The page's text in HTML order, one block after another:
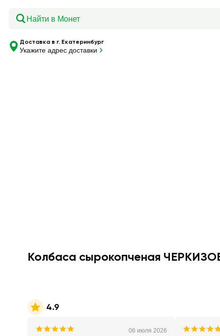
Доставка в г. Екатеринбург
Укажите адрес доставки
Главная — Каталог — Колбаса сырокопченая
Колбаса сырокопченая
4.9
06 июля 2026